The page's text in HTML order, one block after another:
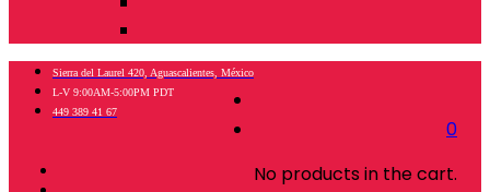
0
No products in the cart.
Sierra del Laurel 420, Aguascalientes, México
L-V 9:00AM-5:00PM PDT
449 389 41 67